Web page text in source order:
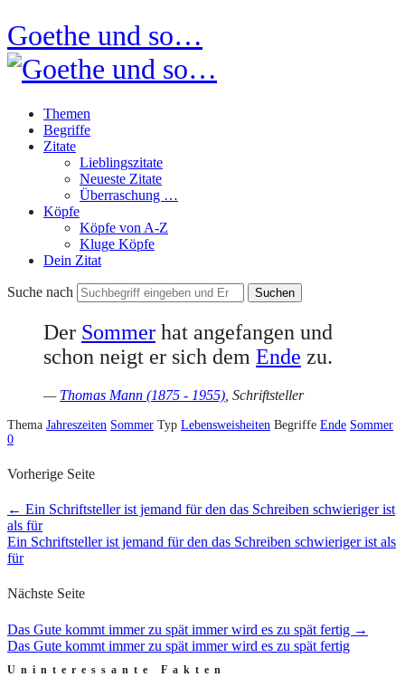
Goethe und so…
Themen
Begriffe
Zitate
Lieblingszitate
Neueste Zitate
Überraschung …
Köpfe
Köpfe von A-Z
Kluge Köpfe
Dein Zitat
Suche nach
Der Sommer hat angefangen und
schon neigt er sich dem Ende zu.
— Thomas Mann (1875 - 1955) , Schriftsteller
Thema Jahreszeiten Sommer Typ Lebensweisheiten Begriffe Ende Sommer
0
Vorherige Seite
← Ein Schriftsteller ist jemand für den das Schreiben schwieriger ist
als für
Ein Schriftsteller ist jemand für den das Schreiben schwieriger ist als
für
Nächste Seite
Das Gute kommt immer zu spät immer wird es zu spät fertig →
Das Gute kommt immer zu spät immer wird es zu spät fertig
Uninteressante Fakten